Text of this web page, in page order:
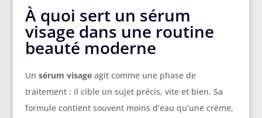
À quoi sert un sérum
visage dans une routine
beauté moderne
Un sérum visageagit comme une phase de
traitement : il cible un sujet précis, vite et bien. Sa
formule contient souvent moins d’eau qu’une crème,